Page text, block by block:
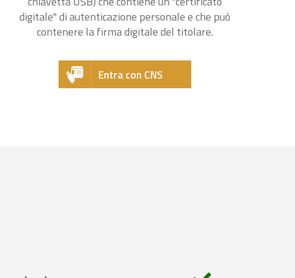
digitale" di autenticazione personale e che può
contenere la firma digitale del titolare.
Entra con CNS